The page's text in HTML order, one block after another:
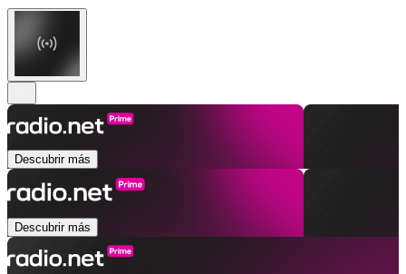
Descubrir más
Descubrir más